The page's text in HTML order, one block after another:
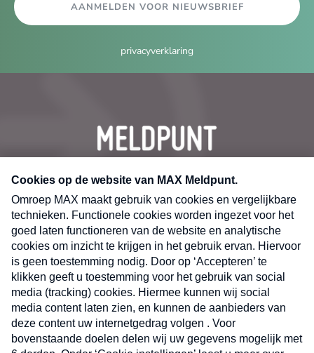
AANMELDEN VOOR NIEUWSBRIEF
privacyverklaring
CONTACT
Volg ons op